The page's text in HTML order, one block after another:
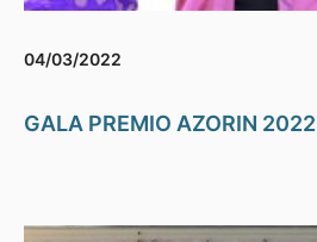
04/03/2022
GALA PREMIO AZORIN 2022